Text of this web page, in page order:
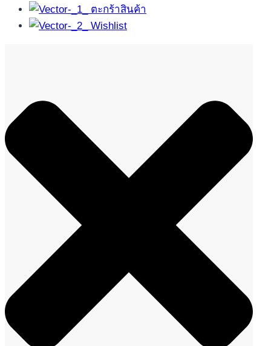
ตะกร้าสินค้า
Wishlist